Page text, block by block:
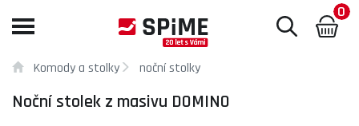
Toggle
0
Komody a stolky noční stolky
Noční stolek z masivu DOMINO